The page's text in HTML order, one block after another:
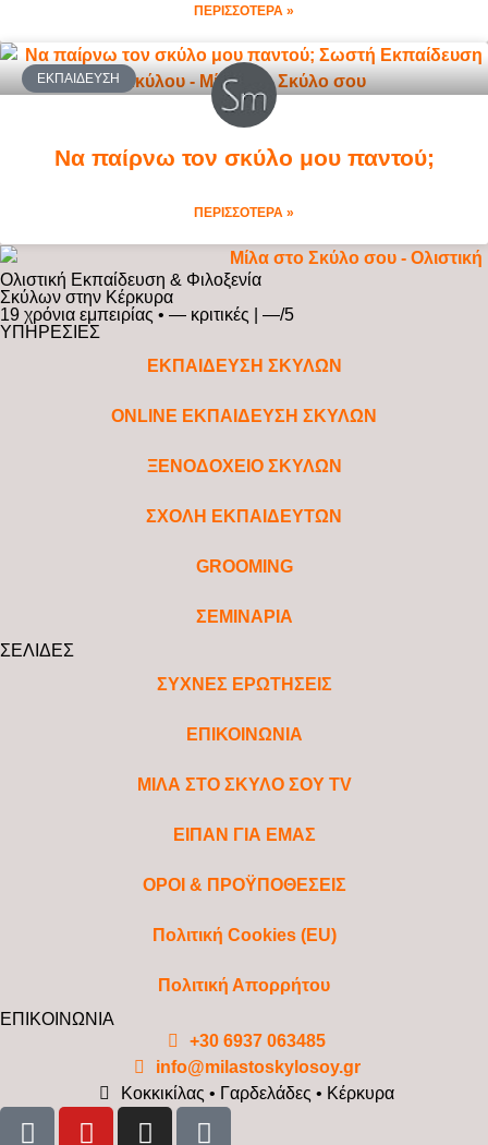
ΠΕΡΙΣΣΟΤΕΡΑ »
ΕΚΠΑΊΔΕΥΣΗ
Να παίρνω τον σκύλο μου παντού;
ΠΕΡΙΣΣΟΤΕΡΑ »
Ολιστική Εκπαίδευση & Φιλοξενία
Σκύλων στην Κέρκυρα
19 χρόνια εμπειρίας • — κριτικές | —/5
ΥΠΗΡΕΣΙΕΣ
ΕΚΠΑΙΔΕΥΣΗ ΣΚΥΛΩΝ
ONLINE ΕΚΠΑΙΔΕΥΣΗ ΣΚΥΛΩΝ
ΞΕΝΟΔΟΧΕΙΟ ΣΚΥΛΩΝ
ΣΧΟΛΗ ΕΚΠΑΙΔΕΥΤΩΝ
GROOMING
ΣΕΜΙΝΑΡΙΑ
ΣΕΛΙΔΕΣ
ΣΥΧΝΕΣ ΕΡΩΤΗΣΕΙΣ
ΕΠΙΚΟΙΝΩΝΙΑ
ΜΙΛΑ ΣΤΟ ΣΚΥΛΟ ΣΟΥ TV
ΕΙΠΑΝ ΓΙΑ ΕΜΑΣ
ΟΡΟΙ & ΠΡΟΫΠΟΘΕΣΕΙΣ
Πολιτική Cookies (EU)
Πολιτική Απορρήτου
ΕΠΙΚΟΙΝΩΝΙΑ
+30 6937 063485
info@milastoskylosoy.gr
Κοκκικίλας • Γαρδελάδες • Κέρκυρα